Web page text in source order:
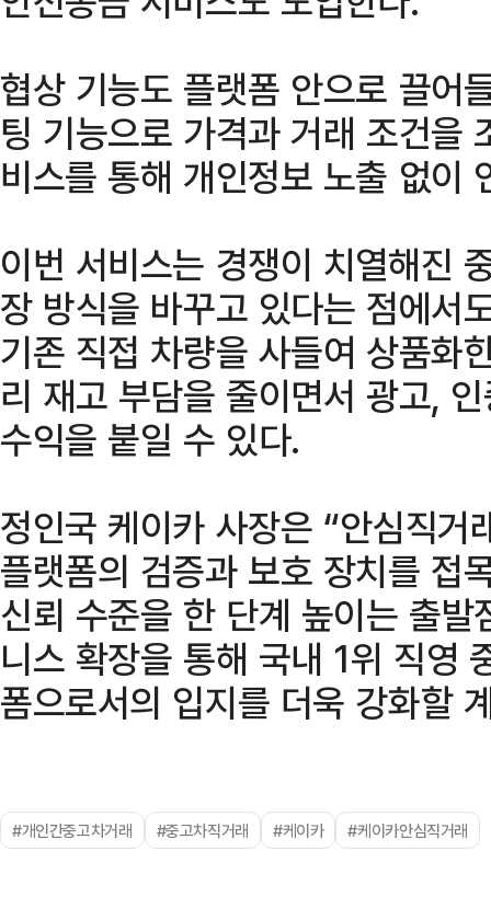
협상 기능도 플랫폼 안으로 끌어
팅 기능으로 가격과 거래 조건을
비스를 통해 개인정보 노출 없이
이번 서비스는 경쟁이 치열해진
장 방식을 바꾸고 있다는 점에서
기존 직접 차량을 사들여 상품화
리 재고 부담을 줄이면서 광고,
수익을 붙일 수 있다.
정인국 케이카 사장은 “안심직
플랫폼의 검증과 보호 장치를 접
신뢰 수준을 한 단계 높이는 출
니스 확장을 통해 국내 1위 직영
폼으로서의 입지를 더욱 강화할
#개인간중고차거래 #중고차직거래 #케이카 #케이카안심직거래